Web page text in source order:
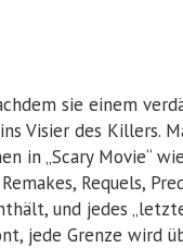
sie einem
Visier des Killers.
in „Scary Movie“
Requels,
und jedes
jede Grenze wird